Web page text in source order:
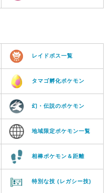
レイドボス一覧
タマゴ孵化ポケモン
幻・伝説のポケモン
地域限定ポケモン一覧
相棒ポケモン＆距離
特別な技 (レガシー技)